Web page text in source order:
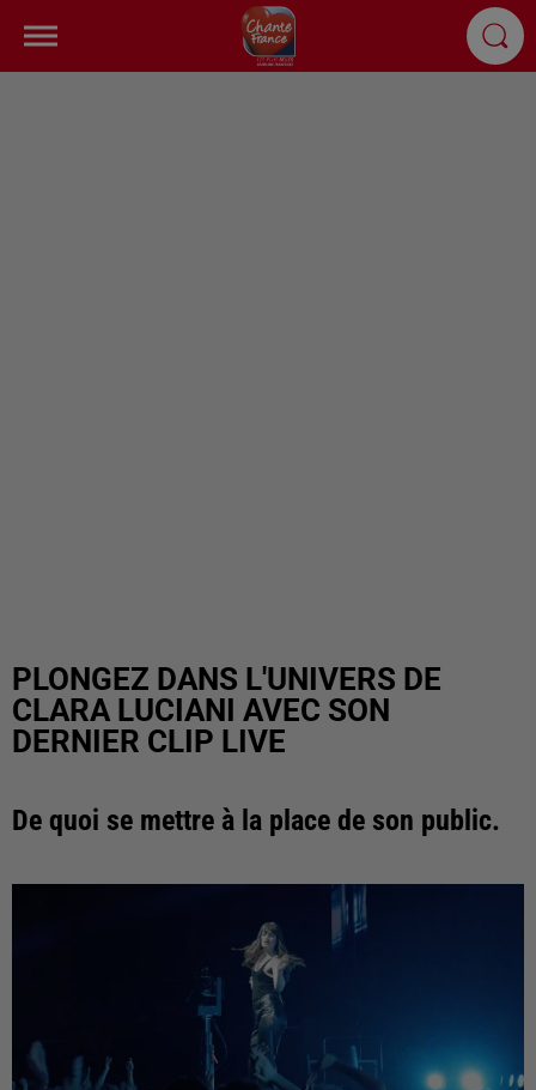
PLONGEZ DANS L'UNIVERS DE
CLARA LUCIANI AVEC SON
DERNIER CLIP LIVE
De quoi se mettre à la place de son public.